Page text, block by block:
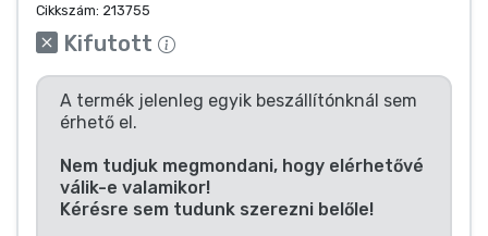
Cikkszám: 213755
Kifutott
A termék jelenleg egyik beszállítónknál sem
érhető el.
Nem tudjuk megmondani, hogy elérhetővé
válik-e valamikor!
Kérésre sem tudunk szerezni belőle!
Sportos cuccok
Zenés cuccok
Terméktípusok
Márkák